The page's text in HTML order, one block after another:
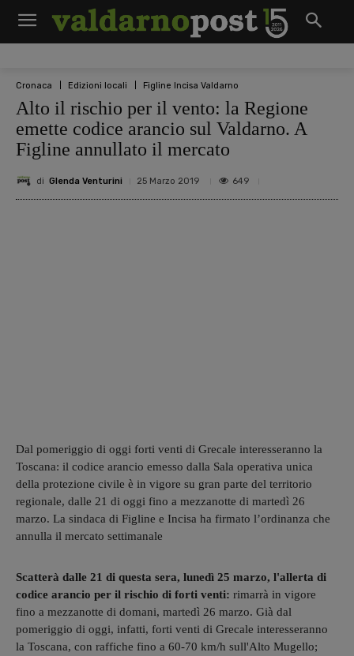
Cronaca Edizioni locali Figline Incisa Valdarno
Alto il rischio per il vento: la Regione
emette codice arancio sul Valdarno. A
Figline annullato il mercato
di Glenda Venturini 25 Marzo 2019 649
Dal pomeriggio di oggi forti venti di Grecale interesseranno la
Toscana: il codice arancio emesso dalla Sala operativa unica
della protezione civile è in vigore su gran parte del territorio
regionale, dalle 21 di oggi fino a mezzanotte di martedì 26
marzo. La sindaca di Figline e Incisa ha firmato l’ordinanza che
annulla il mercato settimanale
Scatterà dalle 21 di questa sera, lunedì 25 marzo, l'allerta di
codice arancio per il rischio di forti venti: rimarrà in vigore
fino a mezzanotte di domani, martedì 26 marzo. Già dal
pomeriggio di oggi, infatti, forti venti di Grecale interesseranno
la Toscana, con raffiche fino a 60-70 km/h sull'Alto Mugello;